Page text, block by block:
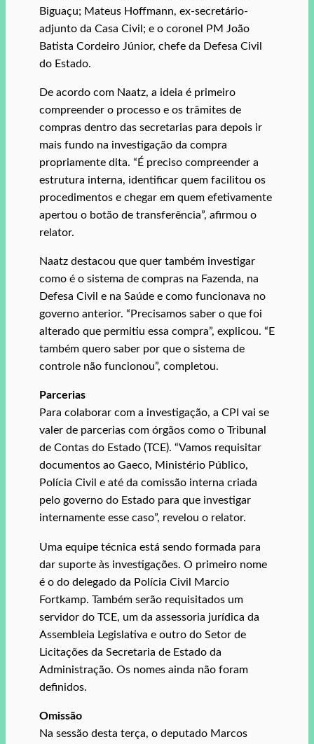
Biguaçu; Mateus Hoffmann, ex-secretário-
adjunto da Casa Civil; e o coronel PM João
Batista Cordeiro Júnior, chefe da Defesa Civil
do Estado.
De acordo com Naatz, a ideia é primeiro
compreender o processo e os trâmites de
compras dentro das secretarias para depois ir
mais fundo na investigação da compra
propriamente dita. “É preciso compreender a
estrutura interna, identificar quem facilitou os
procedimentos e chegar em quem efetivamente
apertou o botão de transferência”, afirmou o
relator.
Naatz destacou que quer também investigar
como é o sistema de compras na Fazenda, na
Defesa Civil e na Saúde e como funcionava no
governo anterior. “Precisamos saber o que foi
alterado que permitiu essa compra”, explicou. “E
também quero saber por que o sistema de
controle não funcionou”, completou.
Parcerias
Para colaborar com a investigação, a CPI vai se
valer de parcerias com órgãos como o Tribunal
de Contas do Estado (TCE). “Vamos requisitar
documentos ao Gaeco, Ministério Público,
Polícia Civil e até da comissão interna criada
pelo governo do Estado para que investigar
internamente esse caso”, revelou o relator.
Uma equipe técnica está sendo formada para
dar suporte às investigações. O primeiro nome
é o do delegado da Polícia Civil Marcio
Fortkamp. Também serão requisitados um
servidor do TCE, um da assessoria jurídica da
Assembleia Legislativa e outro do Setor de
Licitações da Secretaria de Estado da
Administração. Os nomes ainda não foram
definidos.
Omissão
Na sessão desta terça, o deputado Marcos